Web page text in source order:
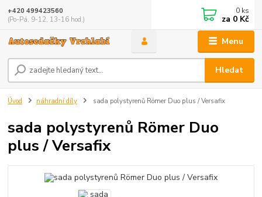
Menu
Hledat
+420 499423560
(Po-Pá, 9-12, 13-16 hod.)
0 ks
za 0 Kč
Úvod náhradní díly sada polystyrenů Römer Duo plus / Versafix
sada polystyrenů Römer Duo
plus / Versafix